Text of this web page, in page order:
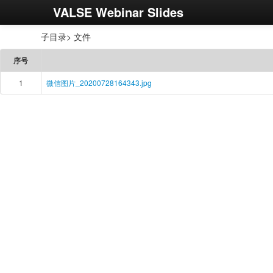
VALSE Webinar Slides
子目录> 文件
序号
1 微信图片_20200728164343.jpg